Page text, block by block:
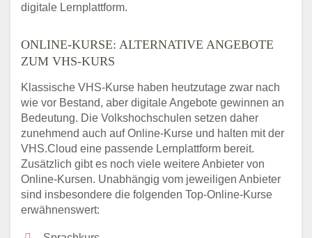
digitale Lernplattform.
ONLINE-KURSE: ALTERNATIVE ANGEBOTE
ZUM VHS-KURS
Klassische VHS-Kurse haben heutzutage zwar nach
wie vor Bestand, aber digitale Angebote gewinnen an
Bedeutung. Die Volkshochschulen setzen daher
zunehmend auch auf Online-Kurse und halten mit der
VHS.Cloud eine passende Lernplattform bereit.
Zusätzlich gibt es noch viele weitere Anbieter von
Online-Kursen. Unabhängig vom jeweiligen Anbieter
sind insbesondere die folgenden Top-Online-Kurse
erwähnenswert: